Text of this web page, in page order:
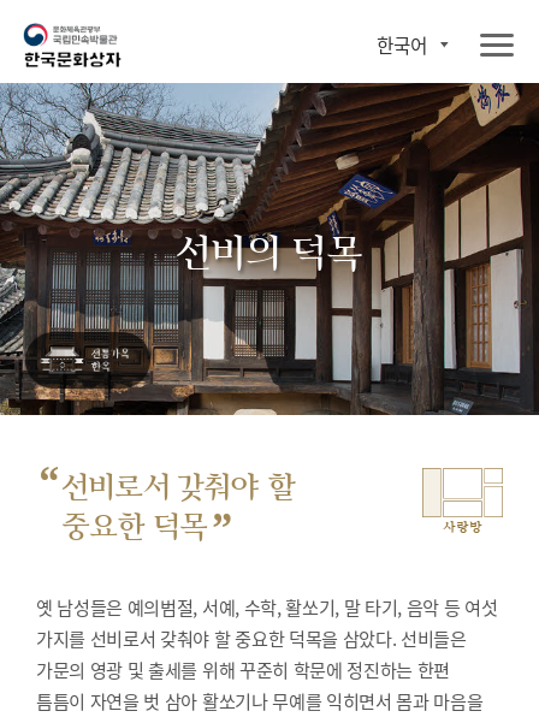
한국어
선비의 덕목
“선비로서 갖춰야 할
중요한 덕목” 사랑방
옛 남성들은 예의범절, 서예, 수학, 활쏘기, 말 타기, 음악 등 여섯
가지를 선비로서 갖춰야 할 중요한 덕목을 삼았다. 선비들은
가문의 영광 및 출세를 위해 꾸준히 학문에 정진하는 한편
틈틈이 자연을 벗 삼아 활쏘기나 무예를 익히면서 몸과 마음을